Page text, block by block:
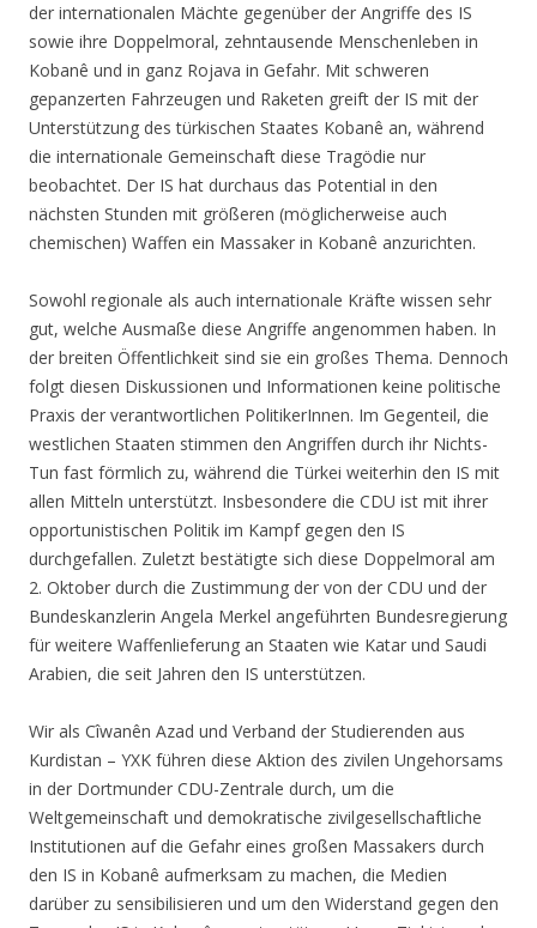
der internationalen Mächte gegenüber der Angriffe des IS
sowie ihre Doppelmoral, zehntausende Menschenleben in
Kobanê und in ganz Rojava in Gefahr. Mit schweren
gepanzerten Fahrzeugen und Raketen greift der IS mit der
Unterstützung des türkischen Staates Kobanê an, während
die internationale Gemeinschaft diese Tragödie nur
beobachtet. Der IS hat durchaus das Potential in den
nächsten Stunden mit größeren (möglicherweise auch
chemischen) Waffen ein Massaker in Kobanê anzurichten.
Sowohl regionale als auch internationale Kräfte wissen sehr
gut, welche Ausmaße diese Angriffe angenommen haben. In
der breiten Öffentlichkeit sind sie ein großes Thema. Dennoch
folgt diesen Diskussionen und Informationen keine politische
Praxis der verantwortlichen PolitikerInnen. Im Gegenteil, die
westlichen Staaten stimmen den Angriffen durch ihr Nichts-
Tun fast förmlich zu, während die Türkei weiterhin den IS mit
allen Mitteln unterstützt. Insbesondere die CDU ist mit ihrer
opportunistischen Politik im Kampf gegen den IS
durchgefallen. Zuletzt bestätigte sich diese Doppelmoral am
2. Oktober durch die Zustimmung der von der CDU und der
Bundeskanzlerin Angela Merkel angeführten Bundesregierung
für weitere Waffenlieferung an Staaten wie Katar und Saudi
Arabien, die seit Jahren den IS unterstützen.
Wir als Cîwanên Azad und Verband der Studierenden aus
Kurdistan – YXK führen diese Aktion des zivilen Ungehorsams
in der Dortmunder CDU-Zentrale durch, um die
Weltgemeinschaft und demokratische zivilgesellschaftliche
Institutionen auf die Gefahr eines großen Massakers durch
den IS in Kobanê aufmerksam zu machen, die Medien
darüber zu sensibilisieren und um den Widerstand gegen den